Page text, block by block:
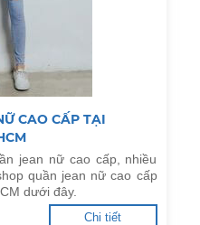
CAO CẤP TẠI
jean nữ cao cấp, nhiều
quần jean nữ cao cấp
dưới đây.
Chi tiết